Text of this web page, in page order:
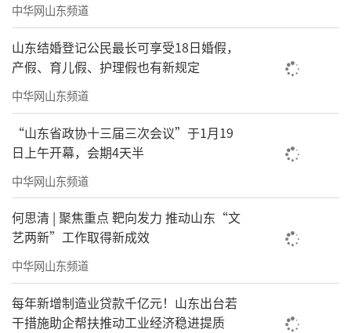
中华网山东频道
山东结婚登记公民最长可享受18日婚假，
产假、育儿假、护理假也有新规定
中华网山东频道
“山东省政协十三届三次会议”于1月19
日上午开幕，会期4天半
中华网山东频道
何思清 | 聚焦重点 靶向发力 推动山东“文
艺两新”工作取得新成效
中华网山东频道
每年新增制造业贷款千亿元！山东出台若
干措施助企帮扶推动工业经济稳进提质